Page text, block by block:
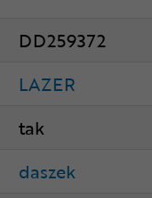
DD259372
LAZER
tak
daszek